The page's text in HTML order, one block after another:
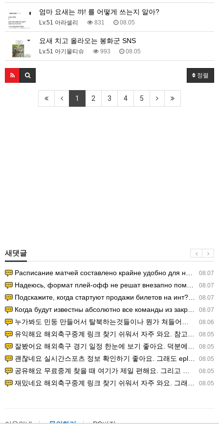
엄마 요새는 꺄! 를 어떻게 쓰는지 알아?
Lv.51 아라셀리 831 08.05
요새 치고 올라오는 봉화군 SNS
Lv.51 아기물티슈 993 08.05
정렬
1 2 3 4 5
새댓글
08.07
Расписание матчей составлено крайне удобно для нашего часово…
08.07
Надеюсь, формат плей-офф не решат внезапно поменять. https:/…
08.07
Подскажите, когда стартуют продажи билетов на инт? https://g…
08.07
Когда будут известны абсолютно все команды из закрытых квали…
08.06
누가봐도 민둥 만들어서 탈북하는것들이나 뭔가 쳐들어오는 낌새를 미리 알아차리기 위함이지 저걸 전쟁준비라고 하…
08.05
유익해요 해외축구중계 링크 찾기 쉬워서 자주 와요. 참고로 무료스포츠중계 정보 확인할 때 출처 꼭 체크해요.…
08.05
잘봤어요 해외축구 경기 일정 한눈에 보기 좋아요. 덕분에 epl중계 볼 때 공식 중계 채널 먼저 찾아봐요. …
08.05
괜찮네요 실시간스포츠 정보 확인하기 좋아요. 그래도 epl중계 볼 때 공식 중계 채널 먼저 찾아봐요. 북마크…
08.05
공유해요 무료중계 찾을 때 여기가 제일 편해요. 그리고 무료스포츠중계 정보 확인할 때 출처 꼭 체크해요. 앞…
08.05
재밌네요 해외축구중계 링크 찾기 쉬워서 자주 와요. 그래서 해외축구중계도 정식 서비스로 봐야 안전해요. 다음…